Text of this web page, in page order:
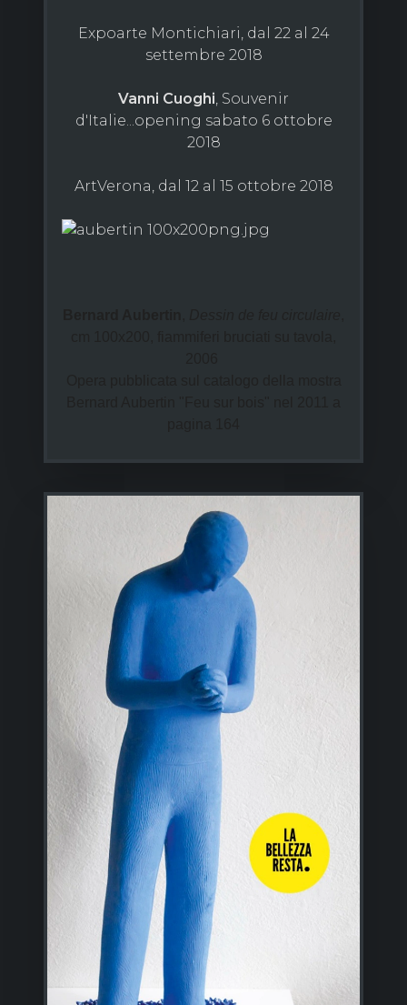
Expoarte Montichiari, dal 22 al 24
settembre 2018
Vanni Cuoghi, Souvenir
d'Italie...opening sabato 6 ottobre
2018
ArtVerona, dal 12 al 15 ottobre 2018